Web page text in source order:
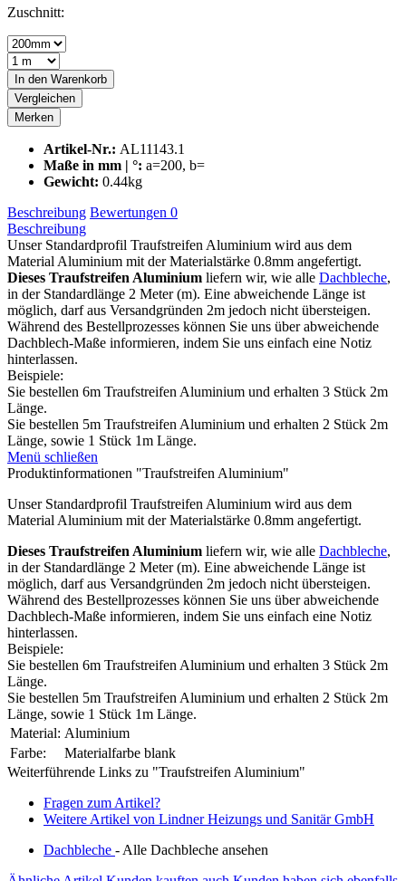
Zuschnitt:
In den Warenkorb
Vergleichen
Merken
Artikel-Nr.: AL11143.1
Maße in mm | °: a=200, b=
Gewicht: 0.44kg
Beschreibung Bewertungen 0
Beschreibung
Unser Standardprofil Traufstreifen Aluminium wird aus dem
Material Aluminium mit der Materialstärke 0.8mm angefertigt.
Dieses Traufstreifen Aluminium liefern wir, wie alle Dachbleche,
in der Standardlänge 2 Meter (m). Eine abweichende Länge ist
möglich, darf aus Versandgründen 2m jedoch nicht übersteigen.
Während des Bestellprozesses können Sie uns über abweichende
Dachblech-Maße informieren, indem Sie uns einfach eine Notiz
hinterlassen.
Beispiele:
Sie bestellen 6m Traufstreifen Aluminium und erhalten 3 Stück 2m
Länge.
Sie bestellen 5m Traufstreifen Aluminium und erhalten 2 Stück 2m
Länge, sowie 1 Stück 1m Länge.
Menü schließen
Produktinformationen "Traufstreifen Aluminium"
Unser Standardprofil Traufstreifen Aluminium wird aus dem
Material Aluminium mit der Materialstärke 0.8mm angefertigt.
Dieses Traufstreifen Aluminium liefern wir, wie alle Dachbleche,
in der Standardlänge 2 Meter (m). Eine abweichende Länge ist
möglich, darf aus Versandgründen 2m jedoch nicht übersteigen.
Während des Bestellprozesses können Sie uns über abweichende
Dachblech-Maße informieren, indem Sie uns einfach eine Notiz
hinterlassen.
Beispiele:
Sie bestellen 6m Traufstreifen Aluminium und erhalten 3 Stück 2m
Länge.
Sie bestellen 5m Traufstreifen Aluminium und erhalten 2 Stück 2m
Länge, sowie 1 Stück 1m Länge.
Material: Aluminium
Farbe:
Materialfarbe blank
Weiterführende Links zu "Traufstreifen Aluminium"
Fragen zum Artikel?
Weitere Artikel von Lindner Heizungs und Sanitär GmbH
Dachbleche - Alle Dachbleche ansehen